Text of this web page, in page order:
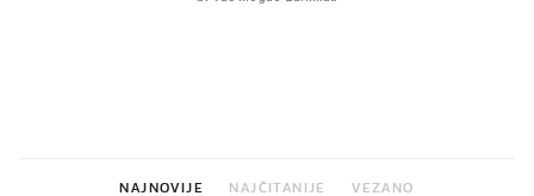
NAJNOVIJE NAJČITANIJE VEZANO